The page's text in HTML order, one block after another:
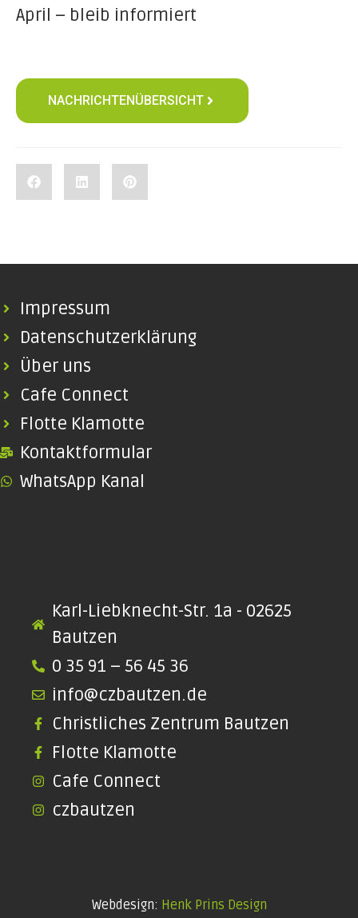
April – bleib informiert
NACHRICHTENÜBERSICHT
Impressum
Datenschutzerklärung
Über uns
Cafe Connect
Flotte Klamotte
Kontaktformular
WhatsApp Kanal
Karl-Liebknecht-Str. 1a - 02625
Bautzen
0 35 91 – 56 45 36
info@czbautzen.de
Christliches Zentrum Bautzen
Flotte Klamotte
Cafe Connect
czbautzen
Webdesign: Henk Prins Design